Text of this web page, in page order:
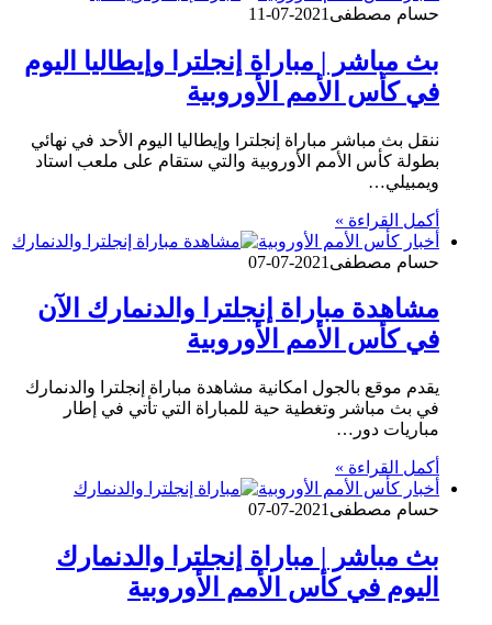
حسام مصطفى 2021-07-11
بث مباشر | مباراة إنجلترا وإيطاليا اليوم
في كأس الأمم الأوروبية
ننقل بث مباشر مباراة إنجلترا وإيطاليا اليوم الأحد في نهائي
بطولة كأس الأمم الأوروبية والتي ستقام على ملعب استاد
ويمبيلي…
أكمل القراءة »
أخبار كأس الأمم الأوروبية
حسام مصطفى 2021-07-07
مشاهدة مباراة إنجلترا والدنمارك الآن
في كأس الأمم الأوروبية
يقدم موقع بالجول امكانية مشاهدة مباراة إنجلترا والدنمارك
في بث مباشر وتغطية حية للمباراة التي تأتي في إطار
مباريات دور…
أكمل القراءة »
أخبار كأس الأمم الأوروبية
حسام مصطفى 2021-07-07
بث مباشر | مباراة إنجلترا والدنمارك
اليوم في كأس الأمم الأوروبية